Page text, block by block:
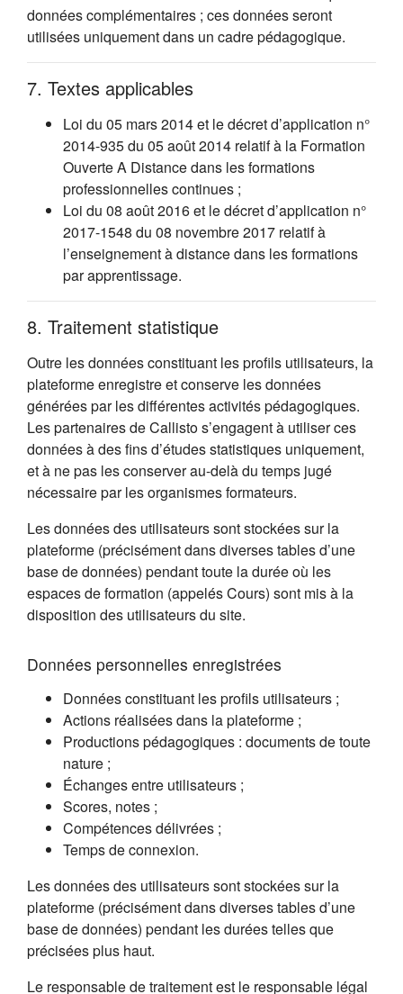
données complémentaires ; ces données seront
utilisées uniquement dans un cadre pédagogique.
7. Textes applicables
Loi du 05 mars 2014 et le décret d’application n°
2014-935 du 05 août 2014 relatif à la Formation
Ouverte A Distance dans les formations
professionnelles continues ;
Loi du 08 août 2016 et le décret d’application n°
2017-1548 du 08 novembre 2017 relatif à
l’enseignement à distance dans les formations
par apprentissage.
8. Traitement statistique
Outre les données constituant les profils utilisateurs, la
plateforme enregistre et conserve les données
générées par les différentes activités pédagogiques.
Les partenaires de Callisto s’engagent à utiliser ces
données à des fins d’études statistiques uniquement,
et à ne pas les conserver au-delà du temps jugé
nécessaire par les organismes formateurs.
Les données des utilisateurs sont stockées sur la
plateforme (précisément dans diverses tables d’une
base de données) pendant toute la durée où les
espaces de formation (appelés Cours) sont mis à la
disposition des utilisateurs du site.
Données personnelles enregistrées
Données constituant les profils utilisateurs ;
Actions réalisées dans la plateforme ;
Productions pédagogiques : documents de toute
nature ;
Échanges entre utilisateurs ;
Scores, notes ;
Compétences délivrées ;
Temps de connexion.
Les données des utilisateurs sont stockées sur la
plateforme (précisément dans diverses tables d’une
base de données) pendant les durées telles que
précisées plus haut.
Le responsable de traitement est le responsable légal